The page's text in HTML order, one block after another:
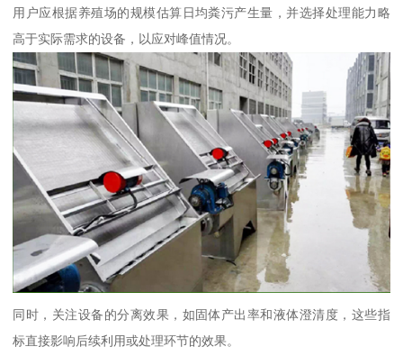
用户应根据养殖场的规模估算日均粪污产生量，并选择处理能力略
高于实际需求的设备，以应对峰值情况。
同时，关注设备的分离效果，如固体产出率和液体澄清度，这些指
标直接影响后续利用或处理环节的效果。